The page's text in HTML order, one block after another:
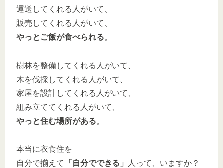
運送してくれる人がいて、
販売してくれる人がいて、
やっとご飯が食べられる。
樹林を整備してくれる人がいて、
木を伐採してくれる人がいて、
家屋を設計してくれる人がいて、
組み立ててくれる人がいて、
やっと住む場所がある。
本当に衣食住を
自分で揃えて
「自分でできる」
人って、いますか？